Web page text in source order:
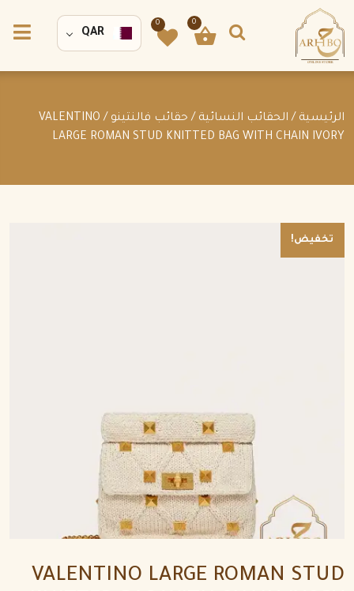
0
0
QAR
الرئيسية / الحقائب النسائية / حقائب فالنتينو
/ VALENTINO
LARGE ROMAN STUD KNITTED BAG WITH CHAIN IVORY
تخفيض!
VALENTINO LARGE ROMAN STUD